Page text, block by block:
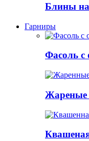
Блины
Гарниры
Фасоль
Жареные